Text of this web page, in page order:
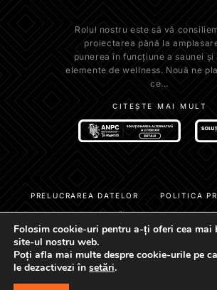
Rolul nostru este să vă
proiectarea până la
punerea în funcțiune a saunei și
elemente de wellness. Nouă ne
ce...
CITEȘTE MAI MULT
© 2022 IBEK SRL. Toate drepturile
WordPress Design and Development by
PRELUCRAREA DATELOR POLITICA
TERMENI ȘI CONDIȚII DE
Folosim cookie-uri pentru a-ți oferi cea mai
site-ul nostru web.
Poți afla mai multe despre cookie-urile pe
le dezactivezi în setări.